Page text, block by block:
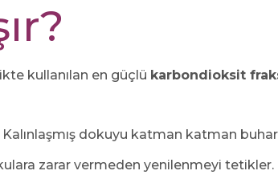
kullanılan en güçlü karbondioksit
dokuyu katman katman
zarar vermeden yenilenmeyi tetikler.